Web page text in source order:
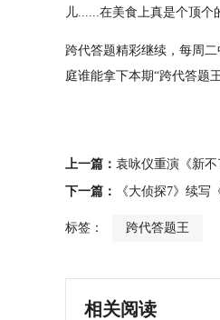
儿......在美食上真是个顶个
跨代答题精彩继续，每周
庭谁能拿下本期“跨代答题
上一篇： 袁咏仪重演《新
下一篇：
《大侦探7》续
标签： 跨代答题王
相关阅读